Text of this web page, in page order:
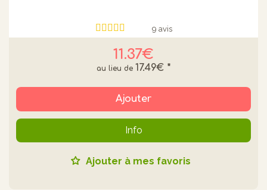
9 avis
11.37€
17.49€ *
Ajouter
Info
Ajouter à mes favoris